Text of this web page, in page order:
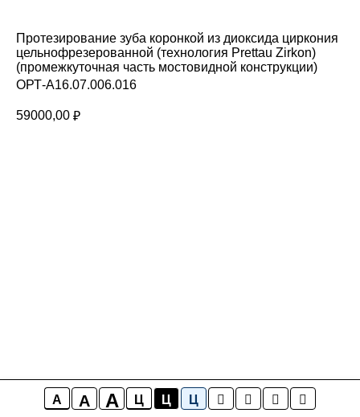
A A A Ц Ц Ц
Протезирование зуба коронкой из диоксида циркония
цельнофрезерованной (технология Prettau Zirkon)
(промежкуточная часть мостовидной конструкции)
ОРТ-A16.07.006.016
59000,00 ₽